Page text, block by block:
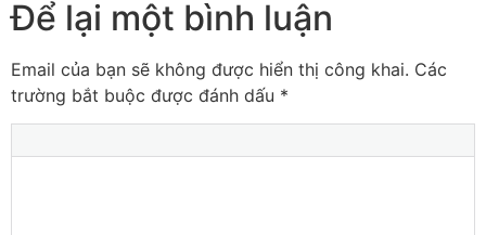
Để lại một bình luận
Email của bạn sẽ không được hiển thị công khai. Các
trường bắt buộc được đánh dấu *